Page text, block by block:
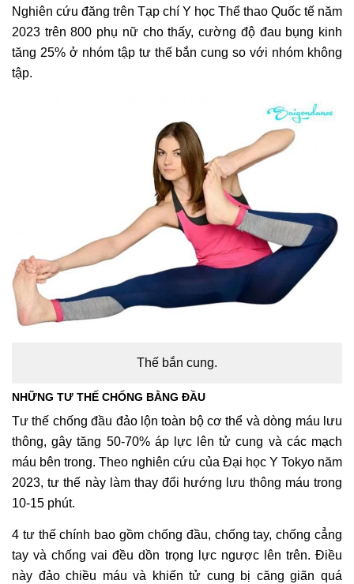
Nghiên cứu đăng trên Tạp chí Y học Thể thao Quốc tế năm
2023 trên 800 phụ nữ cho thấy, cường độ đau bụng kinh
tăng 25% ở nhóm tập tư thế bắn cung so với nhóm không
tập.
Thế bắn cung.
NHỮNG TƯ THẾ CHỐNG BẰNG ĐẦU
Tư thế chống đầu đảo lộn toàn bộ cơ thể và dòng máu lưu
thông, gây tăng 50-70% áp lực lên tử cung và các mạch
máu bên trong. Theo nghiên cứu của Đại học Y Tokyo năm
2023, tư thế này làm thay đổi hướng lưu thông máu trong
10-15 phút.
4 tư thế chính bao gồm chống đầu, chống tay, chống cẳng
tay và chống vai đều dồn trọng lực ngược lên trên. Điều
này đảo chiều máu và khiến tử cung bị căng giãn quá